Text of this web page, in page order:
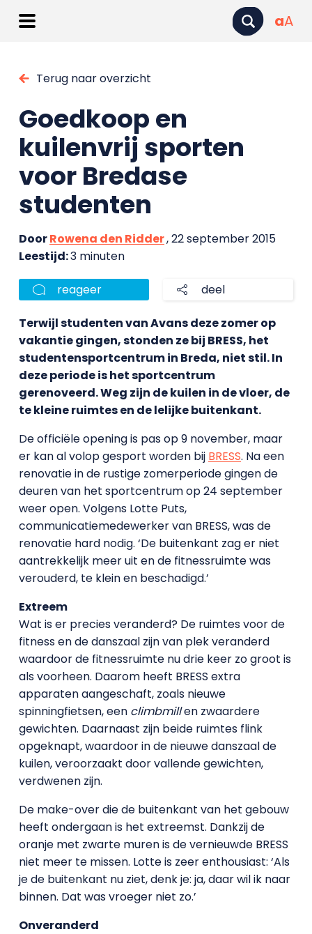
aA
Terug naar overzicht
Goedkoop en
kuilenvrij sporten
voor Bredase
studenten
DoorRowena den Ridder, 22 september 2015
Leestijd:3 minuten
reageer deel
Terwijl studenten van Avans deze zomer op
vakantie gingen, stonden ze bij BRESS, het
studentensportcentrum in Breda, niet stil. In
deze periode is het sportcentrum
gerenoveerd. Weg zijn de kuilen in de vloer, de
te kleine ruimtes en de lelijke buitenkant.
De officiële opening is pas op 9 november, maar
er kan al volop gesport worden bij BRESS. Na een
renovatie in de rustige zomerperiode gingen de
deuren van het sportcentrum op 24 september
weer open. Volgens Lotte Puts,
communicatiemedewerker van BRESS, was de
renovatie hard nodig. ‘De buitenkant zag er niet
aantrekkelijk meer uit en de fitnessruimte was
verouderd, te klein en beschadigd.’
Extreem
Wat is er precies veranderd? De ruimtes voor de
fitness en de danszaal zijn van plek veranderd
waardoor de fitnessruimte nu drie keer zo groot is
als voorheen. Daarom heeft BRESS extra
apparaten aangeschaft, zoals nieuwe
spinningfietsen, een climbmillen zwaardere
gewichten. Daarnaast zijn beide ruimtes flink
opgeknapt, waardoor in de nieuwe danszaal de
kuilen, veroorzaakt door vallende gewichten,
verdwenen zijn.
De make-over die de buitenkant van het gebouw
heeft ondergaan is het extreemst. Dankzij de
oranje met zwarte muren is de vernieuwde BRESS
niet meer te missen. Lotte is zeer enthousiast: ‘Als
je de buitenkant nu ziet, denk je: ja, daar wil ik naar
binnen. Dat was vroeger niet zo.’
Onveranderd